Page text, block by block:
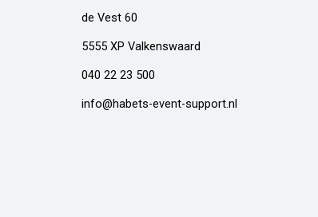
de Vest 60
5555 XP Valkenswaard
040 22 23 500
info@habets-event-support.nl